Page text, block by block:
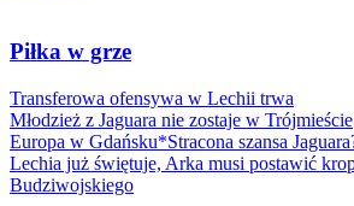
Piłka w grze
Transferowa ofensywa w Lechii trwa
Młodzież z Jaguara nie zostaje w Trójmieście
Europa w Gdańsku*Stracona szansa
Lechia już świętuje, Arka musi postawić
Budziwojskiego